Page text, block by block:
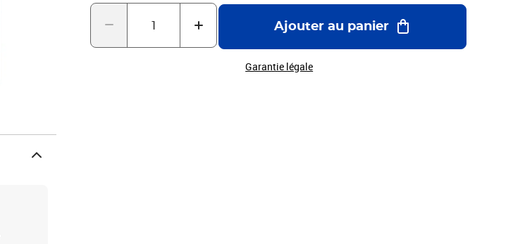
Ajouter au panier
Garantie légale